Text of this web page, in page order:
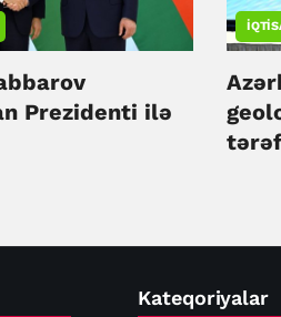
Prezidenti ilə
Kateqoriyalar